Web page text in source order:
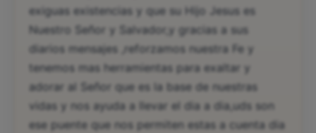
exiguas existencias y que su Hijo Jesus es
Nuestro Señor y Salvador,y gracias a sus
diarios mensajes ,reforzamos nuestra Fe y
tenemos mas herramientas para exaltar y
adorar al Señor que es la base de nuestras
vidas y nos ayuda a llevar el dia a dia,uds son
ese puente que nos permiten estas a cuenta dia